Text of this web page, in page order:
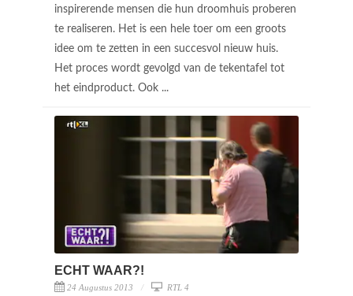
inspirerende mensen die hun droomhuis proberen
te realiseren. Het is een hele toer om een groots
idee om te zetten in een succesvol nieuw huis.
Het proces wordt gevolgd van de tekentafel tot
het eindproduct. Ook ...
ECHT WAAR?!
24 Augustus 2013 RTL 4